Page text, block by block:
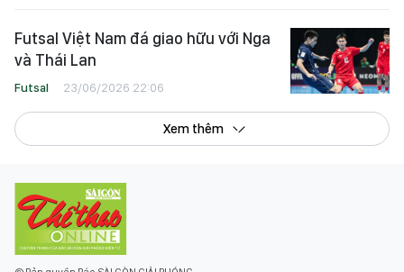
Futsal Việt Nam đá giao hữu với Nga
và Thái Lan
Futsal 23/06/2026 22:06
Xem thêm